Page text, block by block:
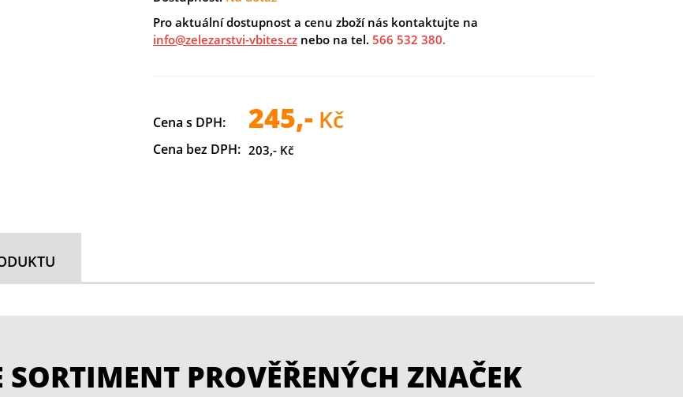
Pro aktuální dostupnost a cenu zboží nás kontaktujte na
info@zelezarstvi-vbites.cz nebo na tel. 566 532 380.
Cena s DPH: 245,-Kč
Cena bez DPH: 203,- Kč
SORTIMENT PROVĚŘENÝCH ZNAČEK